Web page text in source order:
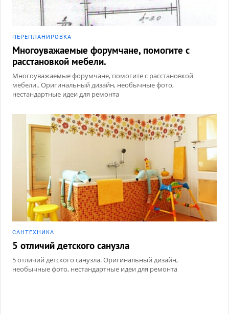
ПЕРЕПЛАНИРОВКА
Многоуважаемые форумчане, помогите с
расстановкой мебели.
Многоуважаемые форумчане, помогите с расстановкой
мебели.. Оригинальный дизайн, необычные фото,
нестандартные идеи для ремонта
САНТЕХНИКА
5 отличий детского санузла
5 отличий детского санузла. Оригинальный дизайн,
необычные фото, нестандартные идеи для ремонта